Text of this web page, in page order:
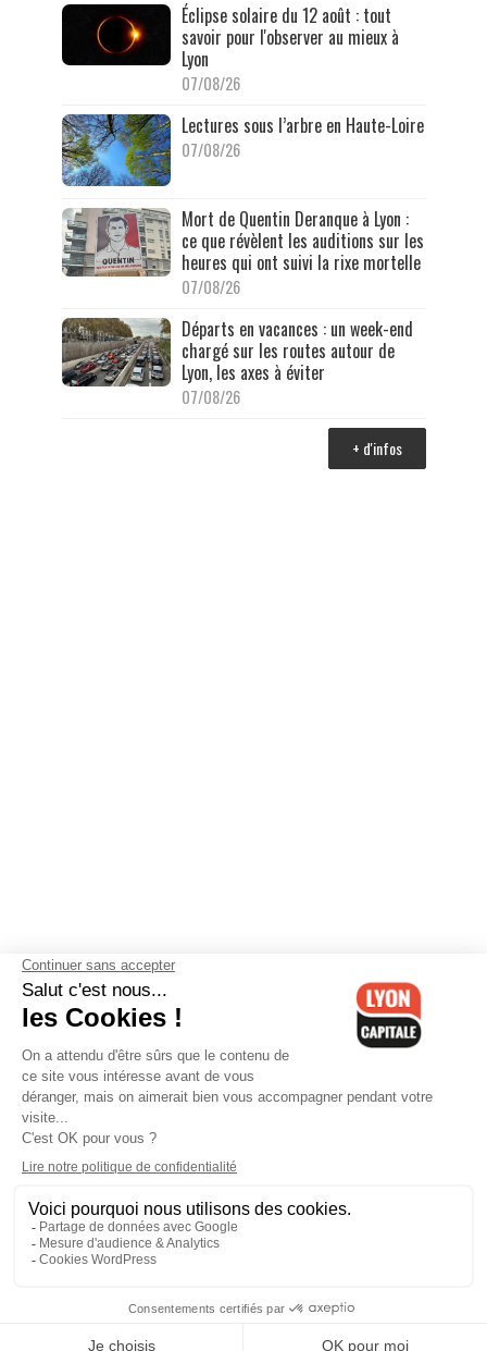
Éclipse solaire du 12 août : tout
savoir pour l'observer au mieux à
Lyon
07/08/26
Lectures sous l’arbre en Haute-Loire
07/08/26
Mort de Quentin Deranque à Lyon :
ce que révèlent les auditions sur les
heures qui ont suivi la rixe mortelle
07/08/26
Départs en vacances : un week-end
chargé sur les routes autour de
Lyon, les axes à éviter
07/08/26
+ d'infos
Contactez-nous-Mentions légales-CGV-Politique de
confidentialité-Gestion des cookies
Cedex 06